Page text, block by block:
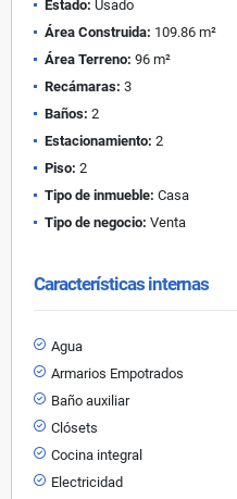
Estado: Usado
Área Construida: 109.86 m²
Área Terreno: 96 m²
Recámaras: 3
Baños: 2
Estacionamiento: 2
Piso: 2
Tipo de inmueble: Casa
Tipo de negocio: Venta
Características internas
Agua
Armarios Empotrados
Baño auxiliar
Clósets
Cocina integral
Electricidad